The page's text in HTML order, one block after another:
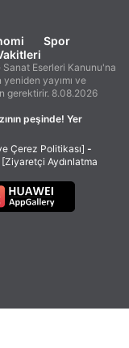
Spor
Sanat Eserleri Kanunu'na
yayımı ve
gerektirir. 8.08.2026
peşinde! Yer
Çerez Politikası] -
[Ziyaretçi Aydınlatma